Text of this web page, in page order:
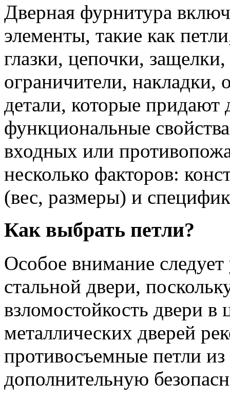
Дверная фурнитура
элементы, такие как
глазки, цепочки,
ограничители, накладки,
детали, которые придают
функциональные
входных или
несколько факторов:
(вес, размеры) и
Как выбрать петли?
Особое внимание
стальной двери,
взломостойкость двери
металлических дверей
противосъемные петли из
дополнительную